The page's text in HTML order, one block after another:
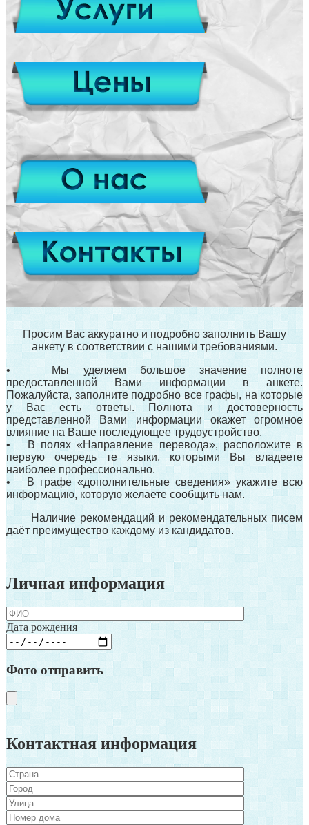
Просим Вас аккуратно и подробно заполнить Вашу
анкету в соответствии с нашими требованиями.
• Мы уделяем большое значение полноте
предоставленной Вами информации в анкете.
Пожалуйста, заполните подробно все графы, на которые
у Вас есть ответы. Полнота и достоверность
представленной Вами информации окажет огромное
влияние на Ваше последующее трудоустройство.
• В полях «Направление перевода», расположите в
первую очередь те языки, которыми Вы владеете
наиболее профессионально.
• В графе «дополнительные сведения» укажите всю
информацию, которую желаете сообщить нам.
Наличие рекомендаций и рекомендательных писем
даёт преимущество каждому из кандидатов.
Личная информация
Дата рождения
Фото отправить
Контактная информация